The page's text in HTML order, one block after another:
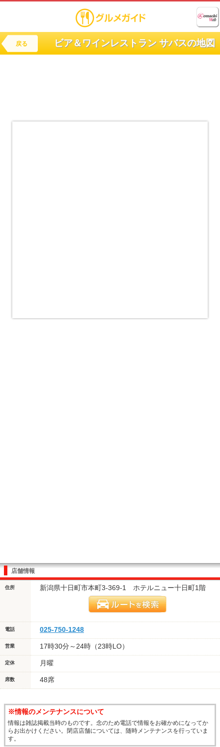
戻る ビア＆ワインレストラン サバスの地図
店舗情報
住所 新潟県十日町市本町3-369-1 ホテルニュー十日町1階
電話 025-750-1248
営業 17時30分～24時（23時LO）
定休 月曜
席数 48席
※情報のメンテナンスについて
情報は雑誌掲載当時のものです。念のため電話で情報をお確かめになってか
らお出かけください。閉店店舗については、随時メンテナンスを行っていま
す。